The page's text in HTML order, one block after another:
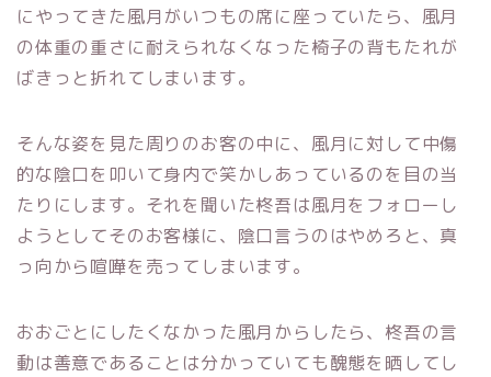
にやってきた風月がいつもの席に座っていたら、風月
の体重の重さに耐えられなくなった椅子の背もたれが
ばきっと折れてしまいます。
そんな姿を見た周りのお客の中に、風月に対して中傷
的な陰口を叩いて身内で笑かしあっているのを目の当
たりにします。それを聞いた柊吾は風月をフォローし
ようとしてそのお客様に、陰口言うのはやめろと、真
っ向から喧嘩を売ってしまいます。
おおごとにしたくなかった風月からしたら、柊吾の言
動は善意であることは分かっていても醜態を晒してし